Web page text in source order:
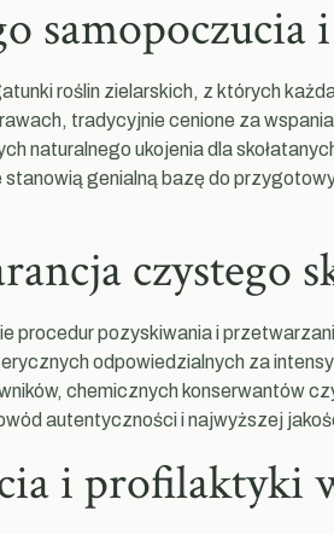
roślin zielarskich, z których
tradycyjnie cenione za
naturalnego ukojenia dla
genialną bazę do
czystego
pozyskiwania i
odpowiedzialnych za
chemicznych konserwantów
autentyczności i najwyższej
i profilaktyki